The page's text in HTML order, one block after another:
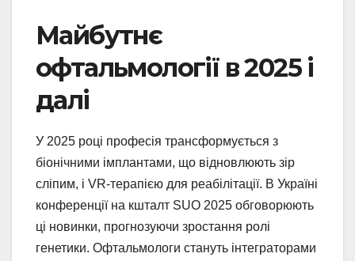
Майбутнє
офтальмології в 2025 і
далі
У 2025 році професія трансформується з
біонічними імплантами, що відновлюють зір
сліпим, і VR-терапією для реабілітації. В Україні
конференції на кшталт SUO 2025 обговорюють
ці новинки, прогнозуючи зростання ролі
генетики. Офтальмологи стануть інтеграторами